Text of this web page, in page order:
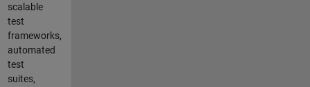
scalable
test
frameworks,
automated
test
suites,